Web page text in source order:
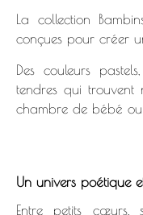
La collection
conçues pour créer
Des couleurs
tendres qui trouvent
chambre de bébé ou
Un univers poétique
Entre petits cœurs,